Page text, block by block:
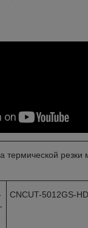
термической резки
CNCUT-5012GS-HD